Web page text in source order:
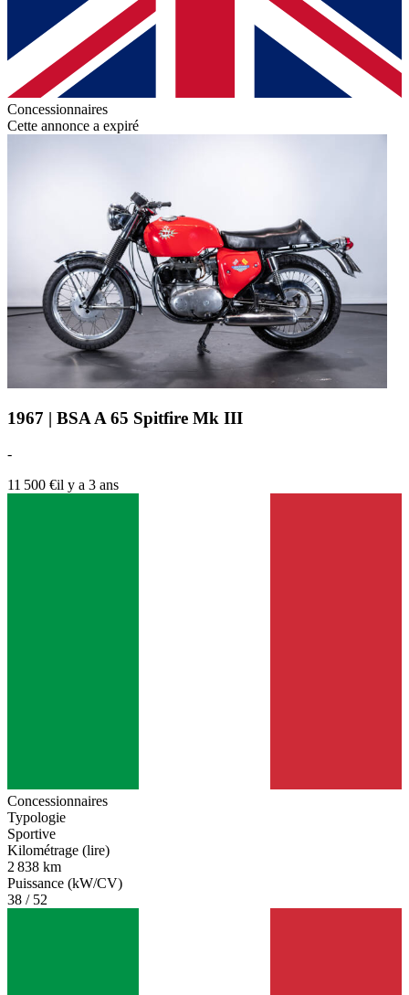
Concessionnaires
Cette annonce a expiré
1967 | BSA A 65 Spitfire Mk III
-
11 500 €il y a 3 ans
Concessionnaires
Typologie
Sportive
Kilométrage (lire)
2 838 km
Puissance (kW/CV)
38 / 52